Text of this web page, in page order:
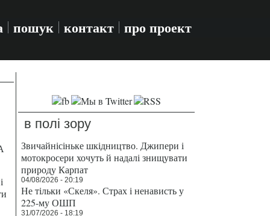
пошук контакт про проект
в полі зору
Звичайнісіньке шкідництво. Джипери і
мотокросери хочуть й надалі знищувати
природу Карпат
04/08/2026 - 20:19
Не тільки «Скеля». Страх і ненависть у
225-му ОШП
31/07/2026 - 18:19